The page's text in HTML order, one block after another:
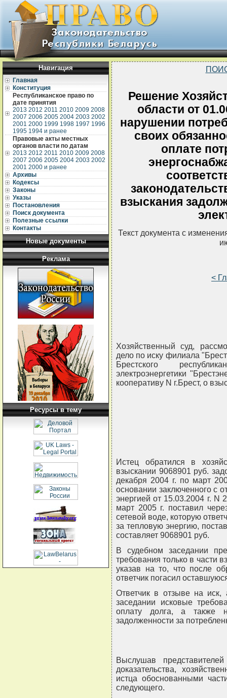
Навигация
Главная
Конституция
Республиканское право по
дате принятия
2013 2012 2011 2010 2009 2008
2007 2006 2005 2004 2003 2002
2001 2000 1999 1998 1997 1996
1995 1994 и ранее
Правовые акты местных
органов власти по датам
2013 2012 2011 2010 2009 2008
2007 2006 2005 2004 2003 2002
2001 2000 и ранее
Архивы
Кодексы
Законы
Указы
Постановления
Поиск документа
Полезные ссылки
Контакты
Новые документы
Реклама
Ресурсы в тему
Решение
области от
нарушении
своих
оплате
взыскания
Текст документа с
<
Хозяйственный суд,
дело по иску филиала
Брестского
электроэнергетики
кооперативу N г.Брест, о
Истец обратился в
взыскании 9068901 руб.
декабря 2004 г. по март
основании заключенного с
энергией от 15.03.2004 г. N
март 2005 г. поставил
сетевой воде, которую
за тепловую энергию,
составляет 9068901 руб.
В судебном заседании
требования только в части
указав на то, что после
ответчик погасил
Ответчик в отзыве на иск,
заседании исковые
оплату долга, а также
задолженности за
Выслушав
доказательства,
истца обоснованными
следующего.